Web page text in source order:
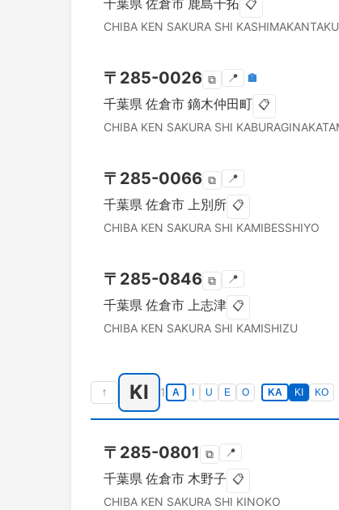
千葉県 佐倉市 鹿島干拓 📋
CHIBA KEN SAKURA SHI KASHIMAKANTAKU
〒 285-0026 ⧉ 📍 🏣
千葉県 佐倉市 鏑木仲田町 📋
CHIBA KEN SAKURA SHI
〒 285-0066 ⧉ 📍
千葉県 佐倉市 上別所 📋
CHIBA KEN SAKURA SHI KAMIBESSHIYO
〒 285-0846 ⧉ 📍
千葉県 佐倉市 上志津 📋
CHIBA KEN SAKURA SHI KAMISHIZU
↑ KI 1 A U E O KA KI KO
〒 285-0801 ⧉ 📍
千葉県 佐倉市 木野子 📋
CHIBA KEN SAKURA SHI KINOKO